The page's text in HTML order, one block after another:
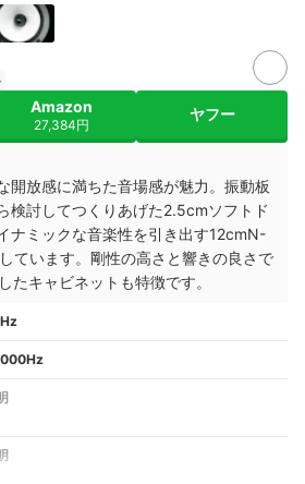
Amazon
27,384円
ヤフー
開放感に満ちた音場感が魅力。振動板
検討してつくりあげた2.5cmソフトド
ナミックな音楽性を引き出す12cmN-
ています。剛性の高さと響きの良さで
たキャビネットも特徴です。